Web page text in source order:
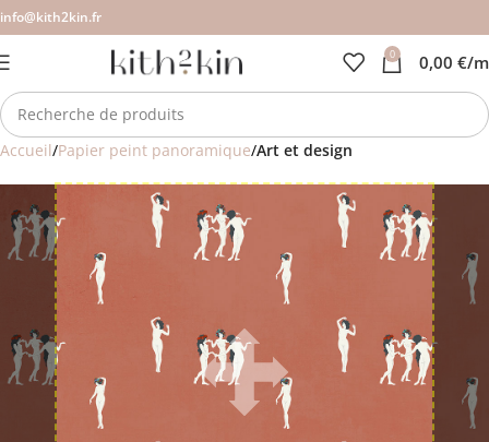
info@kith2kin.fr
0 0,00 €/
Accueil Papier peint panoramique Art et design